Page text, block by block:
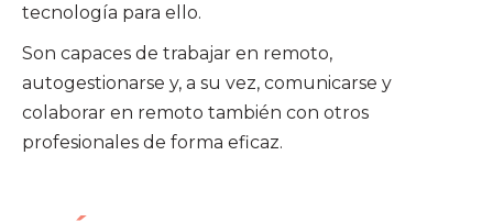
tecnología para ello.
Son capaces de trabajar en remoto,
autogestionarse y, a su vez, comunicarse y
colaborar en remoto también con otros
profesionales de forma eficaz.